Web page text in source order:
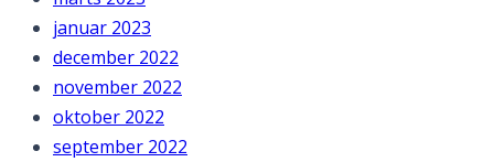
januar 2023
december 2022
november 2022
oktober 2022
september 2022